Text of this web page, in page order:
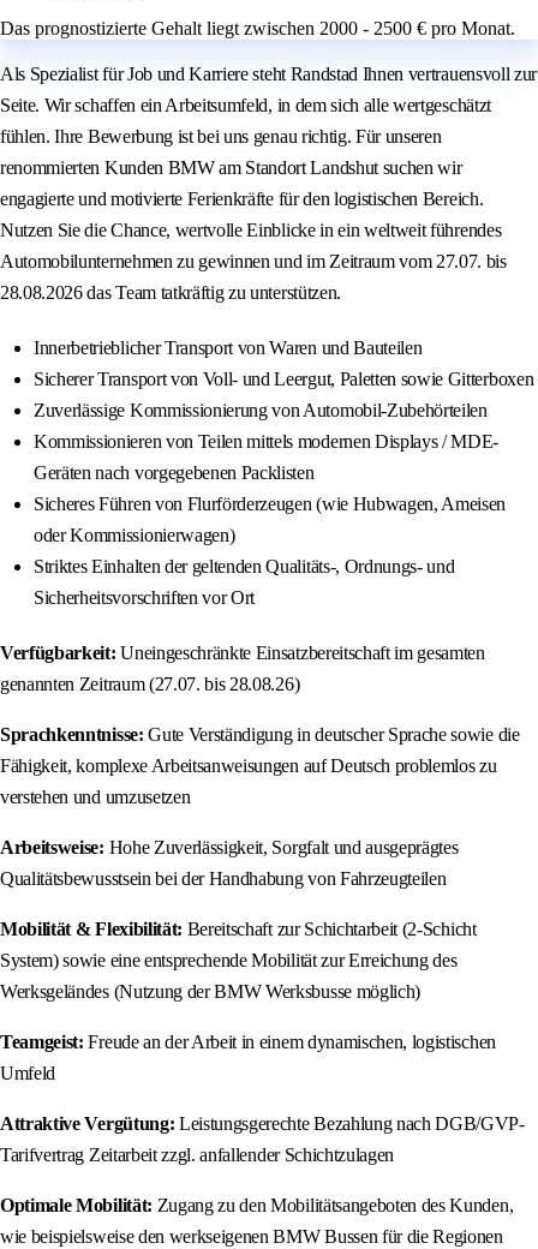
Das prognostizierte Gehalt liegt zwischen 2000 - 2500 € pro Monat.
Als Spezialist für Job und Karriere steht Randstad Ihnen vertrauensvoll zur
Seite. Wir schaffen ein Arbeitsumfeld, in dem sich alle wertgeschätzt
fühlen. Ihre Bewerbung ist bei uns genau richtig. Für unseren
renommierten Kunden BMW am Standort Landshut suchen wir
engagierte und motivierte Ferienkräfte für den logistischen Bereich.
Nutzen Sie die Chance, wertvolle Einblicke in ein weltweit führendes
Automobilunternehmen zu gewinnen und im Zeitraum vom 27.07. bis
28.08.2026 das Team tatkräftig zu unterstützen.
Innerbetrieblicher Transport von Waren und Bauteilen
Sicherer Transport von Voll- und Leergut, Paletten sowie Gitterboxen
Zuverlässige Kommissionierung von Automobil-Zubehörteilen
Kommissionieren von Teilen mittels modernen Displays / MDE-
Geräten nach vorgegebenen Packlisten
Sicheres Führen von Flurförderzeugen (wie Hubwagen, Ameisen
oder Kommissionierwagen)
Striktes Einhalten der geltenden Qualitäts-, Ordnungs- und
Sicherheitsvorschriften vor Ort
Verfügbarkeit: Uneingeschränkte Einsatzbereitschaft im gesamten
genannten Zeitraum (27.07. bis 28.08.26)
Sprachkenntnisse: Gute Verständigung in deutscher Sprache sowie die
Fähigkeit, komplexe Arbeitsanweisungen auf Deutsch problemlos zu
verstehen und umzusetzen
Arbeitsweise: Hohe Zuverlässigkeit, Sorgfalt und ausgeprägtes
Qualitätsbewusstsein bei der Handhabung von Fahrzeugteilen
Mobilität & Flexibilität: Bereitschaft zur Schichtarbeit (2-Schicht
System) sowie eine entsprechende Mobilität zur Erreichung des
Werksgeländes (Nutzung der BMW Werksbusse möglich)
Teamgeist: Freude an der Arbeit in einem dynamischen, logistischen
Umfeld
Attraktive Vergütung: Leistungsgerechte Bezahlung nach DGB/GVP-
Tarifvertrag Zeitarbeit zzgl. anfallender Schichtzulagen
Optimale Mobilität: Zugang zu den Mobilitätsangeboten des Kunden,
wie beispielsweise den werkseigenen BMW Bussen für die Regionen